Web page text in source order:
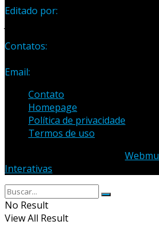
Editado por:
Contatos:
Email:
Contato
Homepage
Política de privacidade
Termos de uso
Interativas
No Result
View All Result